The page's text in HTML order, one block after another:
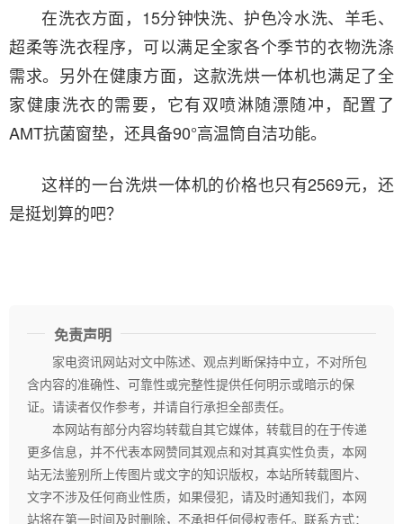
在洗衣方面，15分钟快洗、护色冷水洗、羊毛、
超柔等洗衣程序，可以满足全家各个季节的衣物洗涤
需求。另外在健康方面，这款洗烘一体机也满足了全
家健康洗衣的需要，它有双喷淋随漂随冲，配置了
AMT抗菌窗垫，还具备90°高温筒自洁功能。
这样的一台洗烘一体机的价格也只有2569元，还
是挺划算的吧？
免责声明
家电资讯网站对文中陈述、观点判断保持中立，不对所包
含内容的准确性、可靠性或完整性提供任何明示或暗示的保
证。请读者仅作参考，并请自行承担全部责任。
本网站有部分内容均转载自其它媒体，转载目的在于传递
更多信息，并不代表本网赞同其观点和对其真实性负责，本网
站无法鉴别所上传图片或文字的知识版权，本站所转载图片、
文字不涉及任何商业性质，如果侵犯，请及时通知我们，本网
站将在第一时间及时删除，不承担任何侵权责任。联系方式：